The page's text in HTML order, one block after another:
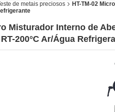
de metais preciosos
HT-TM-02
Misturador Interno de
200°C Ar/Água